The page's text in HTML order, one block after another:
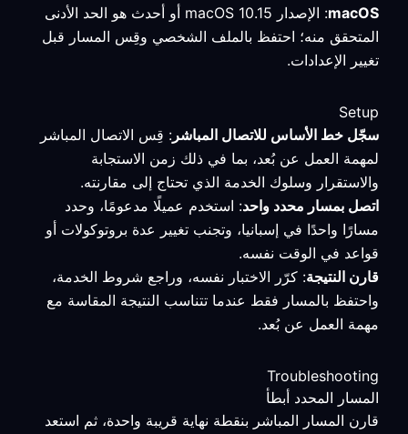
macOS
: الإصدار macOS 10.15 أو أحدث هو الحد الأدنى
المتحقق منه؛ احتفظ بالملف الشخصي وقِس المسار قبل
تغيير الإعدادات.
Setup
سجّل خط الأساس للاتصال المباشر : قِس الاتصال المباشر
لمهمة العمل عن بُعد، بما في ذلك زمن الاستجابة
والاستقرار وسلوك الخدمة الذي تحتاج إلى مقارنته.
اتصل بمسار محدد واحد: استخدم عميلًا مدعومًا، وحدد
مسارًا واحدًا في إسبانيا، وتجنب تغيير عدة بروتوكولات أو
قواعد في الوقت نفسه.
قارن النتيجة: كرّر الاختبار نفسه، وراجع شروط الخدمة،
واحتفظ بالمسار فقط عندما تتناسب النتيجة المقاسة مع
مهمة العمل عن بُعد.
Troubleshooting
المسار المحدد أبطأ
قارن المسار المباشر بنقطة نهاية قريبة واحدة، ثم استعد